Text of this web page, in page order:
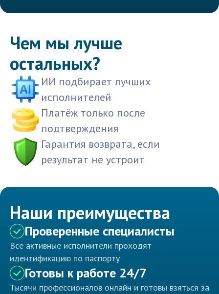
Чем мы лучше
остальных?
ИИ подбирает лучших
исполнителей
Платёж только после
подтверждения
Гарантия возврата, если
результат не устроит
Наши преимущества
Проверенные специалисты
Все активные исполнители проходят
идентификацию по паспорту
Готовы к работе 24/7
Тысячи профессионалов онлайн и готовы взяться за